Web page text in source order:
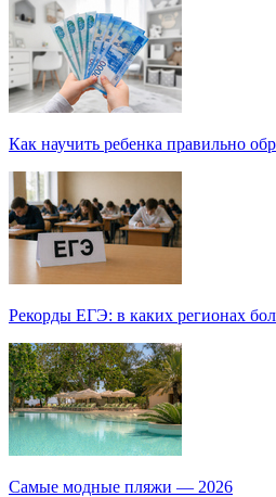
Как научить ребенка правильно
Рекорды ЕГЭ: в каких регионах
Самые модные пляжи — 2026